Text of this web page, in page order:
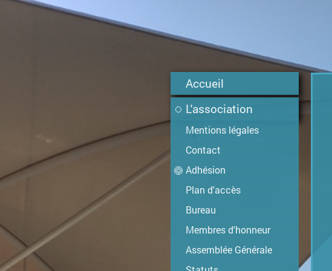
Accueil
L'association
Mentions légales
Contact
Adhésion
Plan d'accès
Bureau
Membres d'honneur
Assemblée Générale